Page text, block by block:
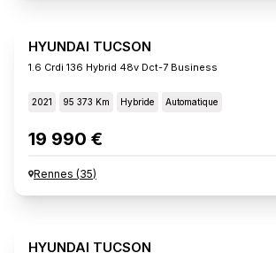
HYUNDAI TUCSON
1.6 Crdi 136 Hybrid 48v Dct-7 Business
2021 95 373 Km Hybride Automatique
19 990 €
Rennes (35)
HYUNDAI TUCSON